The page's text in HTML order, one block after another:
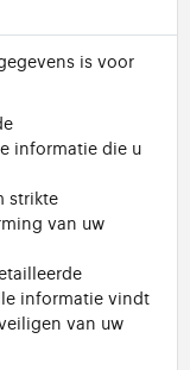
is voor
informatie die u
strikte
van uw
informatie vindt
van uw